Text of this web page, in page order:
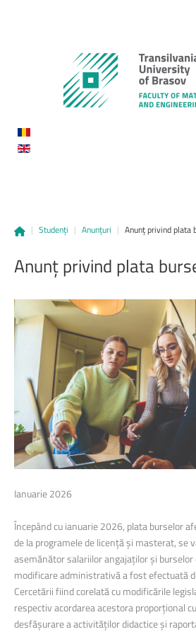
| Studenți | Anunțuri | Anunț privind plata
Anunțprivind plata
Ianuarie 2026
Începând cu ianuarie 2026, plata burselor
de la programele de licență și masterat, se
asemănător salariilor angajaților și burselor
modificare administrativă a fost efectuată
Cercetării fiind corelată cu modificările
respectiv acordarea acestora proporțional
desfășurare a activităților didactice și